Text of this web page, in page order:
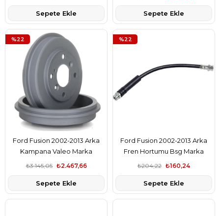
Sepete Ekle Sepete Ekle
Ford Fusion 2002-2013 Arka
Kampana Valeo Marka
7S611113AA
₺2.467,66
₺3.145,05
Sepete Ekle
%22
Ford Fusion 2002-2013 Arka
Fren Hortumu Bsg Marka
2S612282AF
₺160,24
₺204,22
Sepete Ekle
%22